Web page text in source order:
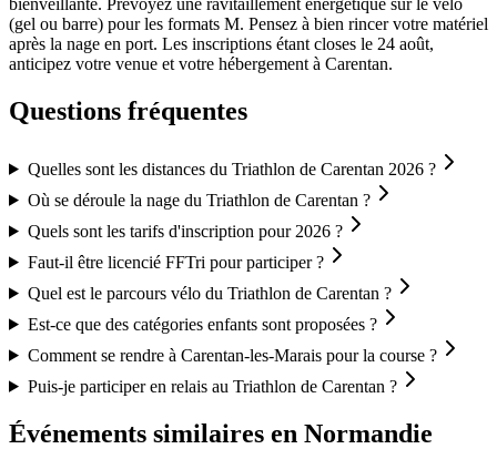
bienveillante. Prévoyez une ravitaillement énergétique sur le vélo
(gel ou barre) pour les formats M. Pensez à bien rincer votre matériel
après la nage en port. Les inscriptions étant closes le 24 août,
anticipez votre venue et votre hébergement à Carentan.
Questions fréquentes
Quelles sont les distances du Triathlon de Carentan 2026 ?
Où se déroule la nage du Triathlon de Carentan ?
Quels sont les tarifs d'inscription pour 2026 ?
Faut-il être licencié FFTri pour participer ?
Quel est le parcours vélo du Triathlon de Carentan ?
Est-ce que des catégories enfants sont proposées ?
Comment se rendre à Carentan-les-Marais pour la course ?
Puis-je participer en relais au Triathlon de Carentan ?
Événements similaires en Normandie